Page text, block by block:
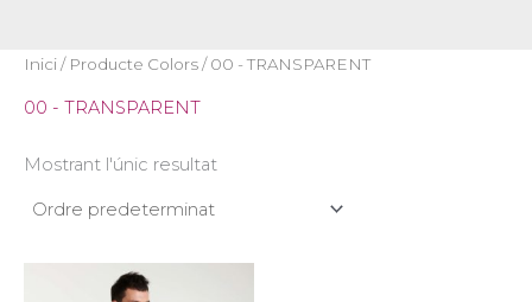
Inici/ Producte Colors / 00 - TRANSPARENT
00 - TRANSPARENT
Mostrant l'únic resultat
Interval
de